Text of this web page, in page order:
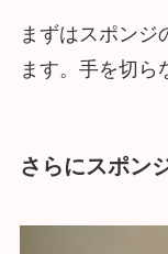
まずはスポンジ
ます。手を切ら
さらにスポン